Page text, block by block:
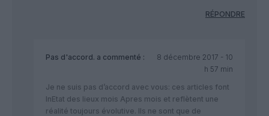
RÉPONDRE
Pas d'accord. a commenté :
8 décembre 2017 - 10
h 57 min
Je ne suis pas d’accord avec vous: ces articles font
lnEtat des lieux mois Apres mois et reflètent une
réalité toujours évolutive. Ils ne sont que de